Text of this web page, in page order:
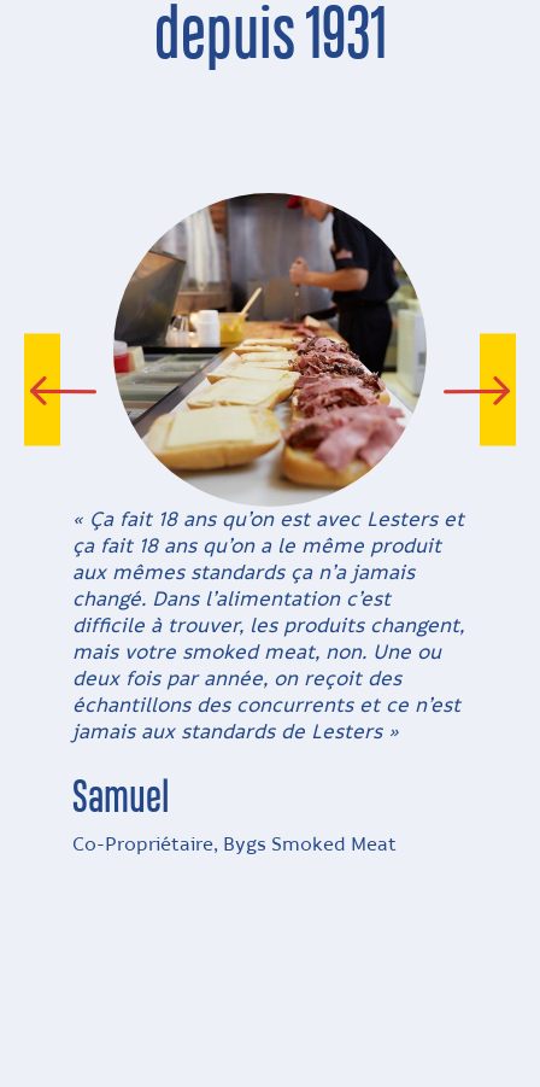
depuis 1931
« Ça fait 18 ans qu’on est avec Lesters et
ça fait 18 ans qu’on a le même produit
aux mêmes standards ça n’a jamais
changé. Dans l’alimentation c’est
difficile à trouver, les produits changent,
mais votre smoked meat, non. Une ou
deux fois par année, on reçoit des
échantillons des concurrents et ce n’est
jamais aux standards de Lesters »
Samuel
Co-Propriétaire, Bygs Smoked Meat